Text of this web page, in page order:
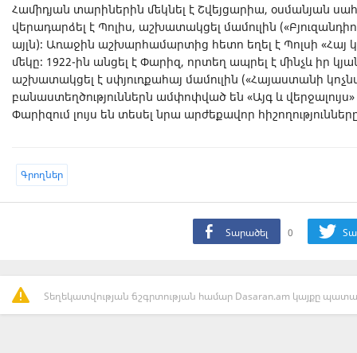
Համիդյան տարիներին մեկնել է Շվեյցարիա, օսմանյան
վերադարձել է Պոլիս, աշխատակցել մամուլին
այլն)։ Առաջին աշխարհամարտից հետո եղել է Պոլսի
մեկը։ 1922-ին անցել է Փարիզ, որտեղ ապրել է մինչև իր
աշխատակցել է սփյուռքահայ մամուլին («Հայաստանի
բանաստեղծություններն ամփոփված են «Այգ և
Փարիզում լույս են տեսել նրա արժեքավոր
Գրողներ
Տարածել 0
Տեղեկատվության ճշգրտության համար Dasaran.am կայքը